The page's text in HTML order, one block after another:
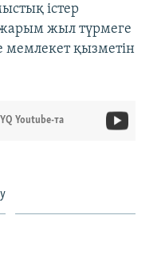
істер
жыл түрмеге
мемлекет қызметін
Youtube-та